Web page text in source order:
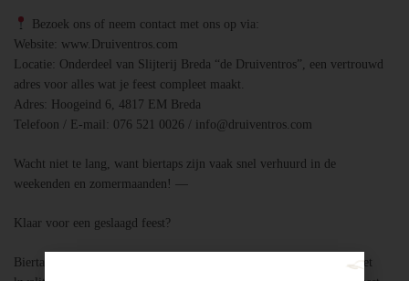
Bezoek ons of neem contact met ons op via:
Website: www.Druiventros.com
Locatie: Onderdeel van Slijterij Breda “de Druiventros”, een vertrouwd
adres voor alles wat je feest compleet maakt.
Adres: Hoogeind 6, 4817 EM Breda
Telefoon / E-mail: 076 521 0026 / info@druiventros.com
Wacht niet te lang, want biertaps zijn vaak snel verhuurd in de
weekenden en zomermaanden! —
Klaar voor een geslaagd feest?
Biertap huren locatie Breda – snel geregeld via Druiventros.com, met